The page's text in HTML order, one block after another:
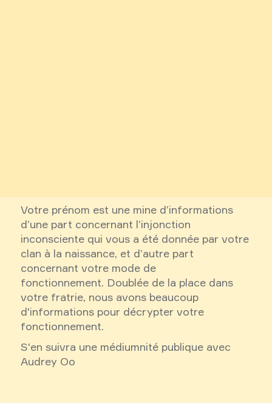
Votre prénom est une mine d’informations
d’une part concernant l’injonction
inconsciente qui vous a été donnée par votre
clan à la naissance, et d’autre part
concernant votre mode de
fonctionnement. Doublée de la place dans
votre fratrie, nous avons beaucoup
d'informations pour décrypter votre
fonctionnement.
S'en suivra une médiumnité publique avec
Audrey Oo